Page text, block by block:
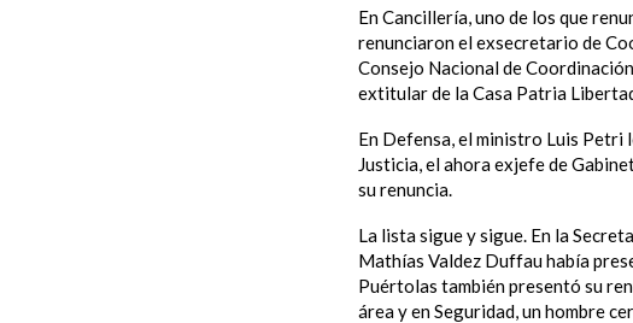
En Cancillería, uno de los que
renunciaron el exsecretario de
Consejo Nacional de
extitular de la Casa Patria
En Defensa, el ministro Luis Petri
Justicia, el ahora exjefe de
su renuncia.
La lista sigue y sigue. En la
Mathías Valdez Duffau había
Puértolas también presentó su
área y en Seguridad, un hombre